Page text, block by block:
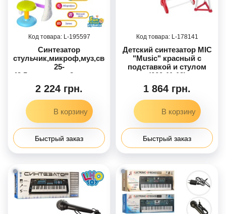
195597
Синтезатор
стульчик,микроф,муз,свет,49-
25-
43,5см,рег.гучн,2виды,на
бат-ке,в кор-ке,49-48-
11см
2 224 грн.
Быстрый заказ
178141
Детский синтезатор MIC
"Music" красный с
подставкой и стулом
(660-11-12)
1 864 грн.
Быстрый заказ